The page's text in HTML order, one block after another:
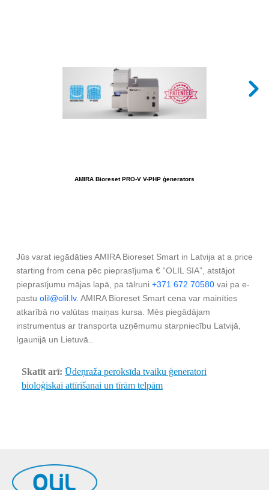
AMIRA Bioreset PRO-V V-PHP ģenerators
Jūs varat iegādāties AMIRA Bioreset Smart in Latvija at a price
starting from cena pēc pieprasījuma € “OLIL SIA”, atstājot
pieprasījumu mājas lapā, pa tālruni +371 672 70580 vai pa e-
pastu olil@olil.lv. AMIRA Bioreset Smart cena var mainīties
atkarībā no valūtas maiņas kursa. Mēs piegādājam
instrumentus ar transporta uzņēmumu starpniecību Latvijā,
Igaunijā un Lietuvā..
Skatīt arī: Ūdeņraža peroksīda tvaiku ģeneratori
bioloģiskai attīrīšanai un tīrām telpām